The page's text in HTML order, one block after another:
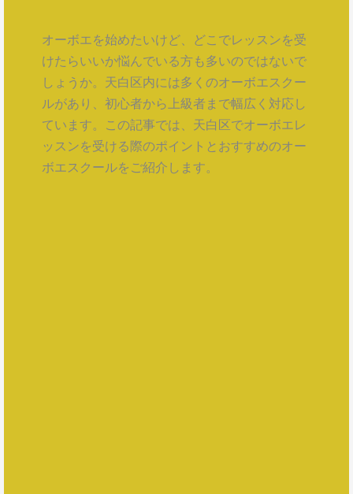
オーボエを始めたいけど、どこでレッスンを受
けたらいいか悩んでいる方も多いのではないで
しょうか。天白区内には多くのオーボエスクー
ルがあり、初心者から上級者まで幅広く対応し
ています。この記事では、天白区でオーボエレ
ッスンを受ける際のポイントとおすすめのオー
ボエスクールをご紹介します。